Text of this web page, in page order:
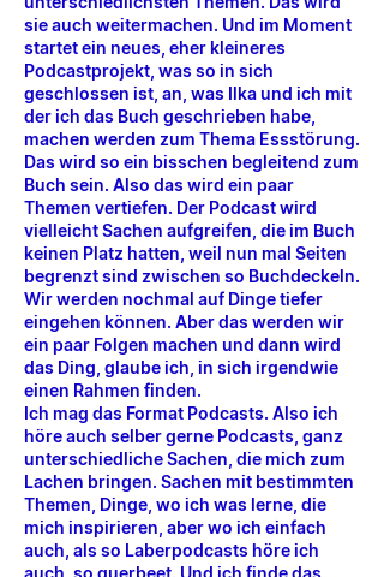
sie auch weitermachen. Und im Moment
startet ein neues, eher kleineres
Podcastprojekt, was so in sich
geschlossen ist, an, was Ilka und ich mit
der ich das Buch geschrieben habe,
machen werden zum Thema Essstörung.
Das wird so ein bisschen begleitend zum
Buch sein. Also das wird ein paar
Themen vertiefen. Der Podcast wird
vielleicht Sachen aufgreifen, die im Buch
keinen Platz hatten, weil nun mal Seiten
begrenzt sind zwischen so Buchdeckeln.
Wir werden nochmal auf Dinge tiefer
eingehen können. Aber das werden wir
ein paar Folgen machen und dann wird
das Ding, glaube ich, in sich irgendwie
einen Rahmen finden.
Ich mag das Format Podcasts. Also ich
höre auch selber gerne Podcasts, ganz
unterschiedliche Sachen, die mich zum
Lachen bringen. Sachen mit bestimmten
Themen, Dinge, wo ich was lerne, die
mich inspirieren, aber wo ich einfach
auch, als so Laberpodcasts höre ich
auch, so querbeet. Und ich finde das